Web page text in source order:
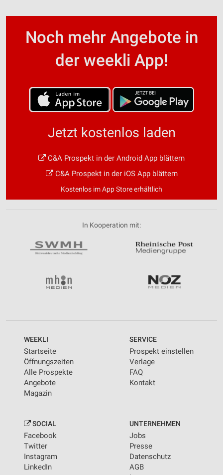
Noch mehr Angebote in
der weekli App!
Jetzt kostenlos laden
C&A Prospekt in der Android App blättern
C&A Prospekt in der iOS App blättern
Kostenlos im App Store erhältlich
In Kooperation mit:
WEEKLI
Startseite
Öffnungszeiten
Alle Prospekte
Angebote
Magazin
SERVICE
Prospekt einstellen
Verlage
FAQ
Kontakt
SOCIAL
Facebook
Twitter
Instagram
LinkedIn
UNTERNEHMEN
Jobs
Presse
Datenschutz
AGB